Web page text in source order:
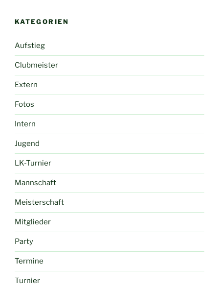
KATEGORIEN
Aufstieg
Clubmeister
Extern
Fotos
Intern
Jugend
LK-Turnier
Mannschaft
Meisterschaft
Mitglieder
Party
Termine
Turnier